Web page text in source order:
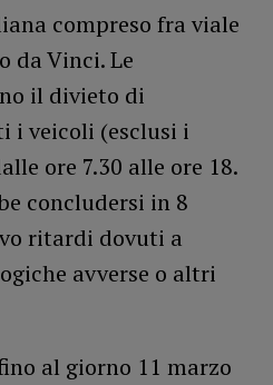
compreso fra viale
da Vinci. Le
il divieto di
i veicoli (esclusi i
ore 7.30 alle ore 18.
concludersi in 8
ritardi dovuti a
avverse o altri
al giorno 11 marzo